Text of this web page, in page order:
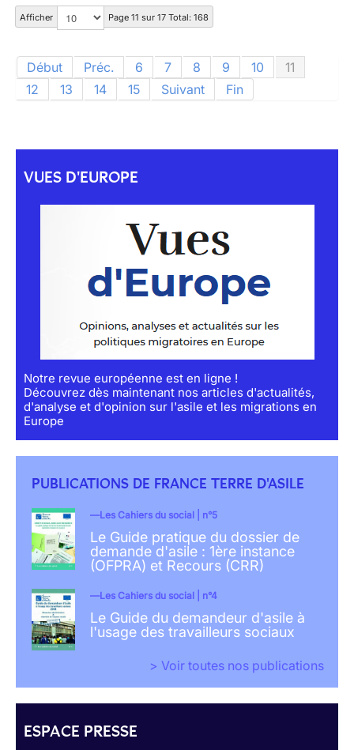
Afficher Page 11 sur 17 Total: 168
Début Préc. 6 7 8 9 10
11
12
13 14 15 Suivant Fin
VUES D'EUROPE
Notre revue européenne est en ligne !
Découvrez dès maintenant nos articles d'actualités,
d'analyse et d'opinion sur l'asile et les migrations en
Europe
PUBLICATIONS DE FRANCE TERRE D'ASILE
Les Cahiers du social | n°5
Le Guide pratique du dossier de
demande d'asile : 1ère instance
(OFPRA) et Recours (CRR)
Les Cahiers du social | n°4
Le Guide du demandeur d'asile à
l'usage des travailleurs sociaux
> Voir toutes nos publications
ESPACE PRESSE